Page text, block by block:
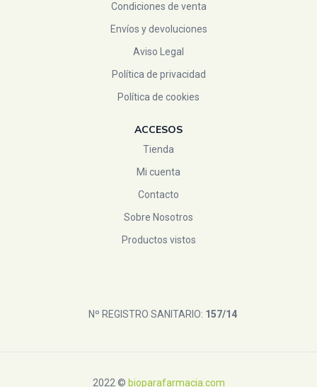
Condiciones de venta
Envíos y devoluciones
Aviso Legal
Política de privacidad
Política de cookies
ACCESOS
Tienda
Mi cuenta
Contacto
Sobre Nosotros
Productos vistos
Nº REGISTRO SANITARIO: 157/14
2022 © bioparafarmacia.com